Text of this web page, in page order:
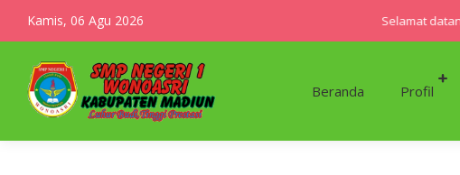
Kamis, 06 Agu 2026 Selamat
Beranda Profil